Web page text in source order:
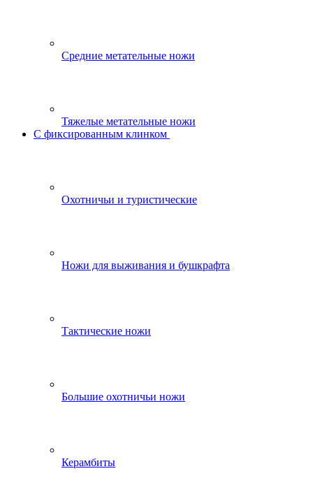
Средние метательные ножи
Тяжелые метательные ножи
С фиксированным клинком
Охотничьи и туристические
Ножи для выживания и бушкрафта
Тактические ножи
Большие охотничьи ножи
Керамбиты